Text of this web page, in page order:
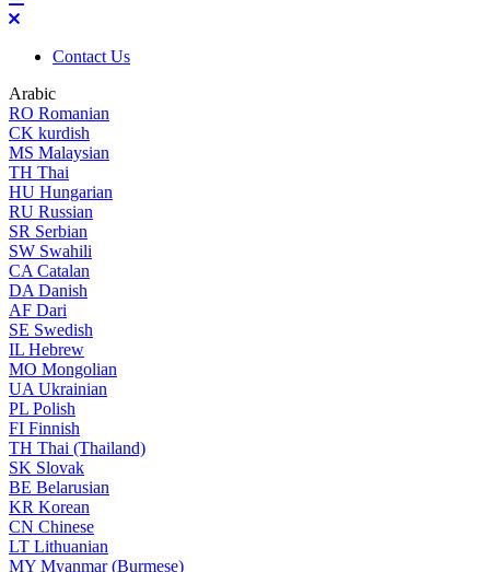
Contact Us
Arabic
RO Romanian
CK kurdish
MS Malaysian
TH Thai
HU Hungarian
RU Russian
SR Serbian
SW Swahili
CA Catalan
DA Danish
AF Dari
SE Swedish
IL Hebrew
MO Mongolian
UA Ukrainian
PL Polish
FI Finnish
TH Thai (Thailand)
SK Slovak
BE Belarusian
KR Korean
CN Chinese
LT Lithuanian
MY Myanmar (Burmese)